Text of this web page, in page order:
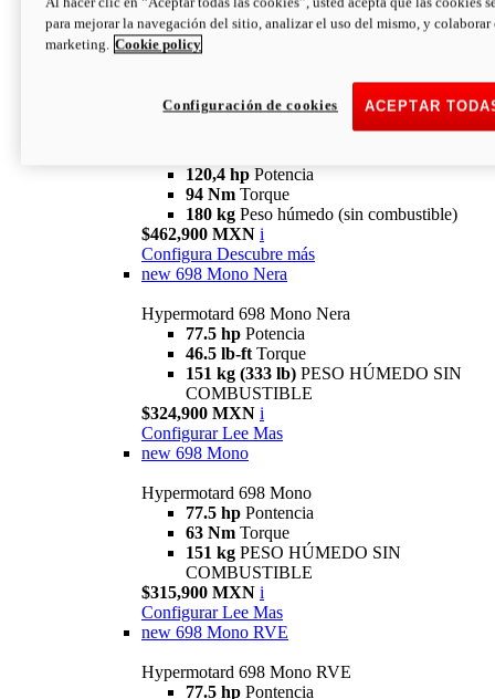
94 NmTorque
180 kgPESO HÚMEDO SIN
COMBUSTIBLE
newV2 SP
120,4 hp Potencia
94 Nm Torque
180 kg Peso húmedo (sin combustible)
$462,900 MXN i
Configura Descubre más
new 698 Mono Nera
Hypermotard 698 Mono Nera
77.5 hp Potencia
46.5 lb-ft Torque
151 kg (333 lb) PESO HÚMEDO SIN
COMBUSTIBLE
$324,900 MXN i
Configurar Lee Mas
new 698 Mono
Hypermotard 698 Mono
77.5 hp Pontencia
63 Nm Torque
151 kg PESO HÚMEDO SIN
COMBUSTIBLE
$315,900 MXN i
Configurar Lee Mas
new 698 Mono RVE
Hypermotard 698 Mono RVE
77.5 hp Pontencia
para mejorar la navegación del sitio, analizar el uso del mismo, y colaborar
marketing. Cookie policy
ACEPTAR
Configuración de cookies